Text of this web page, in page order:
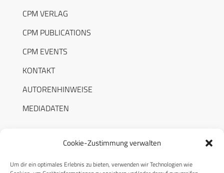
Cookie-Zustimmung verwalten
Um dir ein optimales Erlebnis zu bieten, verwenden wir Technologien wie
CPM VERLAG
CPM PUBLICATIONS
CPM EVENTS
KONTAKT
AUTORENHINWEISE
MEDIADATEN
RECHTLICHES